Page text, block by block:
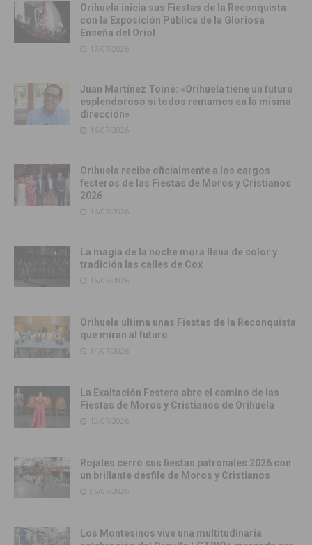
Orihuela inicia sus Fiestas de la Reconquista
con la Exposición Pública de la Gloriosa
Enseña del Oriol
17/07/2026
Juan Martínez Tomé: «Orihuela tiene un futuro
esplendoroso si todos remamos en la misma
dirección»
16/07/2026
Orihuela recibe oficialmente a los cargos
festeros de las Fiestas de Moros y Cristianos
2026
16/07/2026
La magia de la noche mora llena de color y
tradición las calles de Cox
16/07/2026
Orihuela ultima unas Fiestas de la Reconquista
que miran al futuro
14/07/2026
La Exaltación Festera abre el camino de las
Fiestas de Moros y Cristianos de Orihuela
12/07/2026
Rojales cerró sus fiestas patronales 2026 con
un brillante desfile de Moros y Cristianos
06/07/2026
Los Montesinos vive una multitudinaria